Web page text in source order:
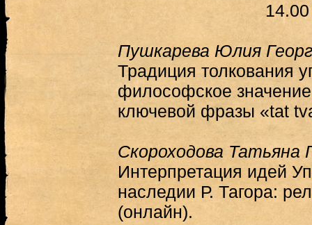
Пушкарева Юлия
Традиция толкования
философское
ключевой фразы «tat
Скороходова Татьяна
Интерпретация идей
наследии Р. Тагора:
(онлайн).